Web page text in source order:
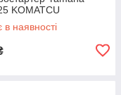
KOMATCU
наявності